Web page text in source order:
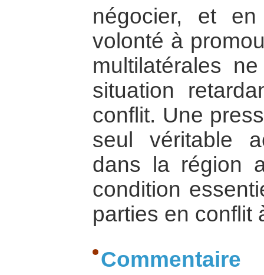
négocier, et
volonté à
multilatérales
situation
conflit. Une
seul véritable
dans la région
condition
parties en conflit
Commentaire